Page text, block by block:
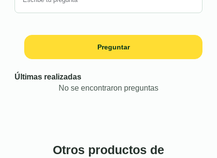
Preguntar
Últimas realizadas
No se encontraron preguntas
Otros productos de